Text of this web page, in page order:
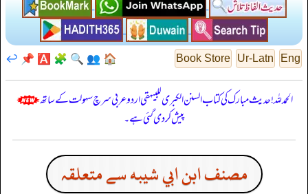
Eng
Ur-Latn
Book Store
🏠
👥
🔍
🧩
🅰️
📌
↩️
الحمدللہ! حدیث مبارک کی کتاب السنن الكبرى للبيهقي اردو عربی سرچ سہولت کے ساتھ
پیش کر دی گئی ہے۔
مصنف ابن ابي شيبه سے متعلقہ